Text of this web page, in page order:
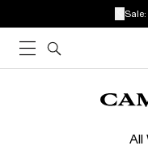
Sale:
All